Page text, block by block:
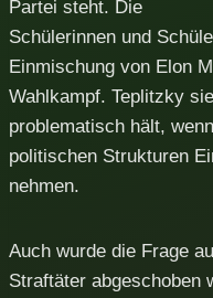
Partei steht. Die
Schülerinnen und
Einmischung von Elon
Wahlkampf. Teplitzky
problematisch hält,
politischen Strukturen
nehmen.
Auch wurde die Frage
Straftäter abgeschoben